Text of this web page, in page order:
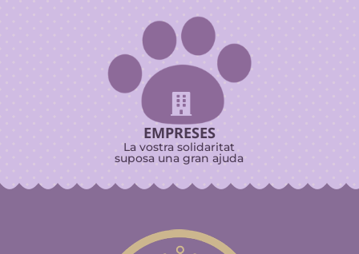

EMPRESES
La vostra solidaritat
suposa una gran ajuda